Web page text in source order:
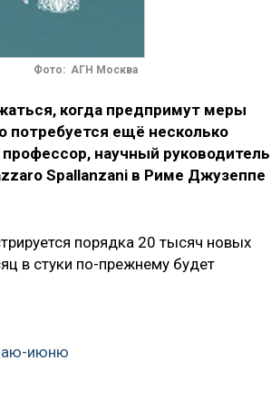
Фото: АГН Москва
когда предпримут меры
потребуется ещё несколько
научный руководитель
Spallanzani в Риме Джузеппе
порядка 20 тысяч новых
в стуки по-прежнему будет
июню